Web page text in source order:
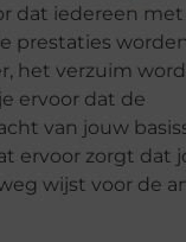
dat iedereen met
prestaties
het verzuim
ervoor dat de
van jouw
ervoor zorgt dat
wijst voor de